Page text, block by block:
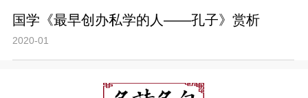
国学《最早创办私学的人——孔子》赏析
2020-01